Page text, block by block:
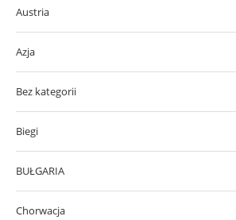
Austria
Azja
Bez kategorii
Biegi
BUŁGARIA
Chorwacja